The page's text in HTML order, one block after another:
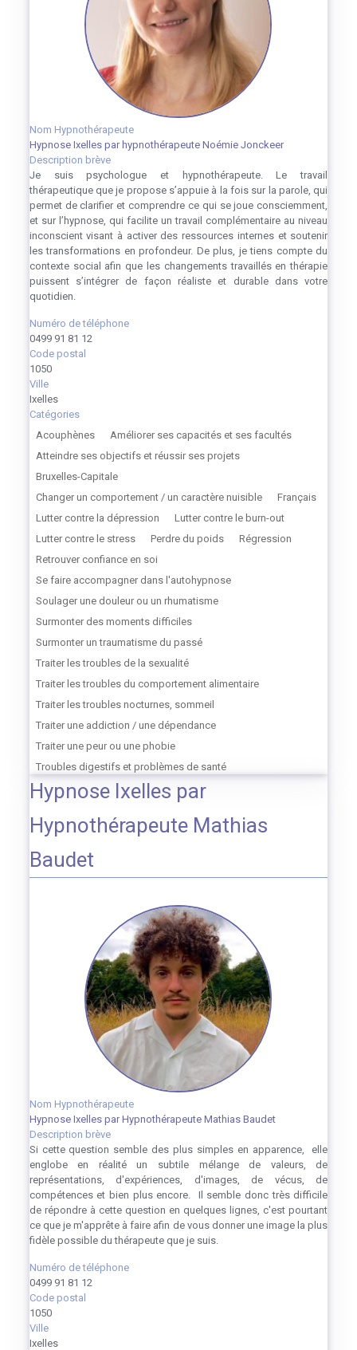
Nom Hypnothérapeute
Hypnose Ixelles par hypnothérapeute Noémie Jonckeer
Description brève
Je suis psychologue et hypnothérapeute. Le travail
thérapeutique que je propose s’appuie à la fois sur la parole, qui
permet de clarifier et comprendre ce qui se joue consciemment,
et sur l’hypnose, qui facilite un travail complémentaire au niveau
inconscient visant à activer des ressources internes et soutenir
les transformations en profondeur. De plus, je tiens compte du
contexte social afin que les changements travaillés en thérapie
puissent s’intégrer de façon réaliste et durable dans votre
quotidien.
Numéro de téléphone
0499 91 81 12
Code postal
1050
Ville
Ixelles
Catégories
Acouphènes
Améliorer ses capacités et ses facultés
Atteindre ses objectifs et réussir ses projets
Bruxelles-Capitale
Changer un comportement / un caractère nuisible
Français
Lutter contre la dépression
Lutter contre le burn-out
Lutter contre le stress
Perdre du poids
Régression
Retrouver confiance en soi
Se faire accompagner dans l'autohypnose
Soulager une douleur ou un rhumatisme
Surmonter des moments difficiles
Surmonter un traumatisme du passé
Traiter les troubles de la sexualité
Traiter les troubles du comportement alimentaire
Traiter les troubles nocturnes, sommeil
Traiter une addiction / une dépendance
Traiter une peur ou une phobie
Troubles digestifs et problèmes de santé
Hypnose Ixelles par
Hypnothérapeute Mathias
Baudet
Nom Hypnothérapeute
Hypnose Ixelles par Hypnothérapeute Mathias Baudet
Description brève
Si cette question semble des plus simples en apparence, elle
englobe en réalité un subtile mélange de valeurs, de
représentations, d'expériences, d'images, de vécus, de
compétences et bien plus encore. Il semble donc très difficile
de répondre à cette question en quelques lignes, c'est pourtant
ce que je m'apprête à faire afin de vous donner une image la plus
fidèle possible du thérapeute que je suis.
Numéro de téléphone
0499 91 81 12
Code postal
1050
Ville
Ixelles